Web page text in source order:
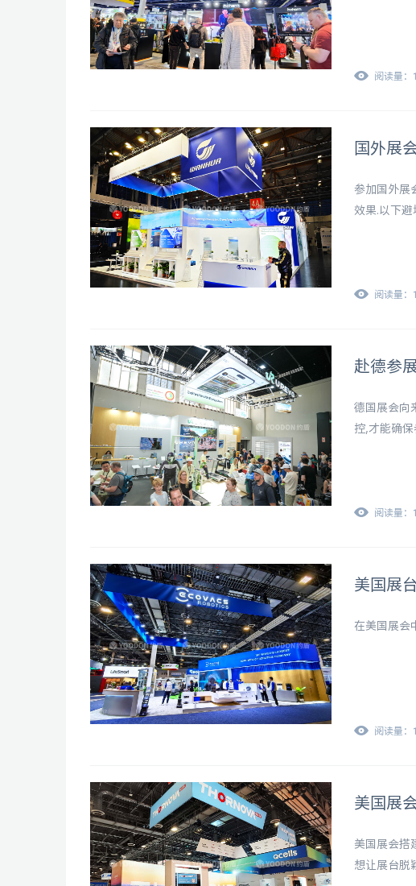
阅读量：
国外展
参加国外展
效果.以下避
阅读量：
德国展会向
控,才能确保
阅读量：
在美国展会
阅读量：
美国展
美国展会搭
想让展台脱